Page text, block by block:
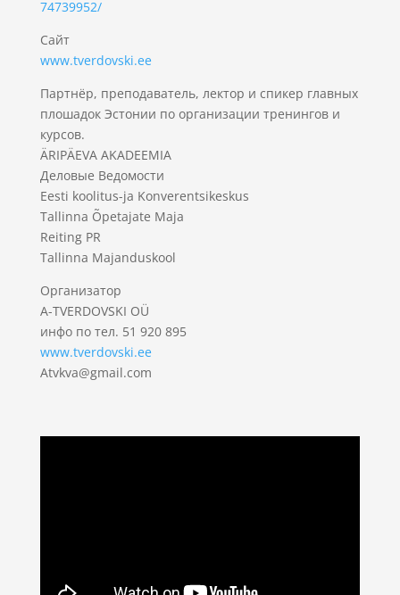
74739952/
Сайт
www.tverdovski.ee
Партнёр, преподаватель, лектор и спикер главных
плошадок Эстонии по организации тренингов и
курсов.
ÄRIPÄEVA AKADEEMIA
Деловые Ведомости
Eesti koolitus-ja Konverentsikeskus
Tallinna Õpetajate Maja
Reiting PR
Tallinna Majanduskool
Организатор
A-TVERDOVSKI OÜ
инфо по тел. 51 920 895
www.tverdovski.ee
Atvkva@gmail.com